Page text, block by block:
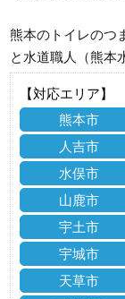
熊本のトイレのつ
と水道職人（熊本
【対応エリア】
熊本市
人吉市
水俣市
山鹿市
宇土市
宇城市
天草市